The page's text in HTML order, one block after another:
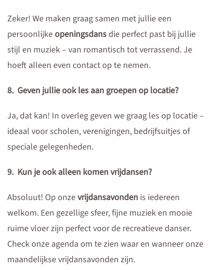
Zeker! We maken graag samen met jullie een
persoonlijkeopeningsdans die perfect past bij jullie
stijl en muziek – van romantisch tot verrassend. Je
hoeft alleen even contact op te nemen.
8. Geven jullie ook les aan groepen op locatie?
Ja, dat kan! In overleg geven we graag les op locatie –
ideaal voor scholen, verenigingen, bedrijfsuitjes of
speciale gelegenheden.
9. Kun je ook alleen komen vrijdansen?
Absoluut! Op onzevrijdansavonden is iedereen
welkom. Een gezellige sfeer, fijne muziek en mooie
ruime vloer zijn perfect voor de recreatieve danser.
Check onze agenda om te zien waar en wanneer onze
maandelijkse vrijdansavonden zijn.